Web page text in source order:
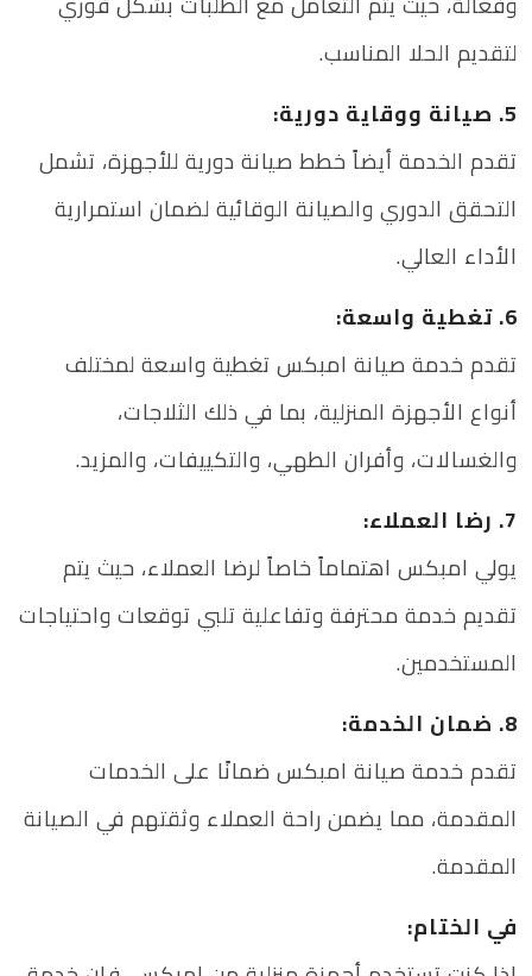
لتقديم الحلا المناسب.
5. صيانة ووقاية دورية:
تقدم الخدمة أيضاً خطط صيانة دورية للأجهزة، تشمل
التحقق الدوري والصيانة الوقائية لضمان استمرارية
الأداء العالي.
6. تغطية واسعة:
تقدم خدمة صيانة امبكس تغطية واسعة لمختلف
أنواع الأجهزة المنزلية، بما في ذلك الثلاجات،
والغسالات، وأفران الطهي، والتكييفات، والمزيد.
7. رضا العملاء:
يولي امبكس اهتماماً خاصاً لرضا العملاء، حيث يتم
تقديم خدمة محترفة وتفاعلية تلبي توقعات واحتياجات
المستخدمين.
8. ضمان الخدمة:
تقدم خدمة صيانة امبكس ضمانًا على الخدمات
المقدمة، مما يضمن راحة العملاء وثقتهم في الصيانة
المقدمة.
في الختام: